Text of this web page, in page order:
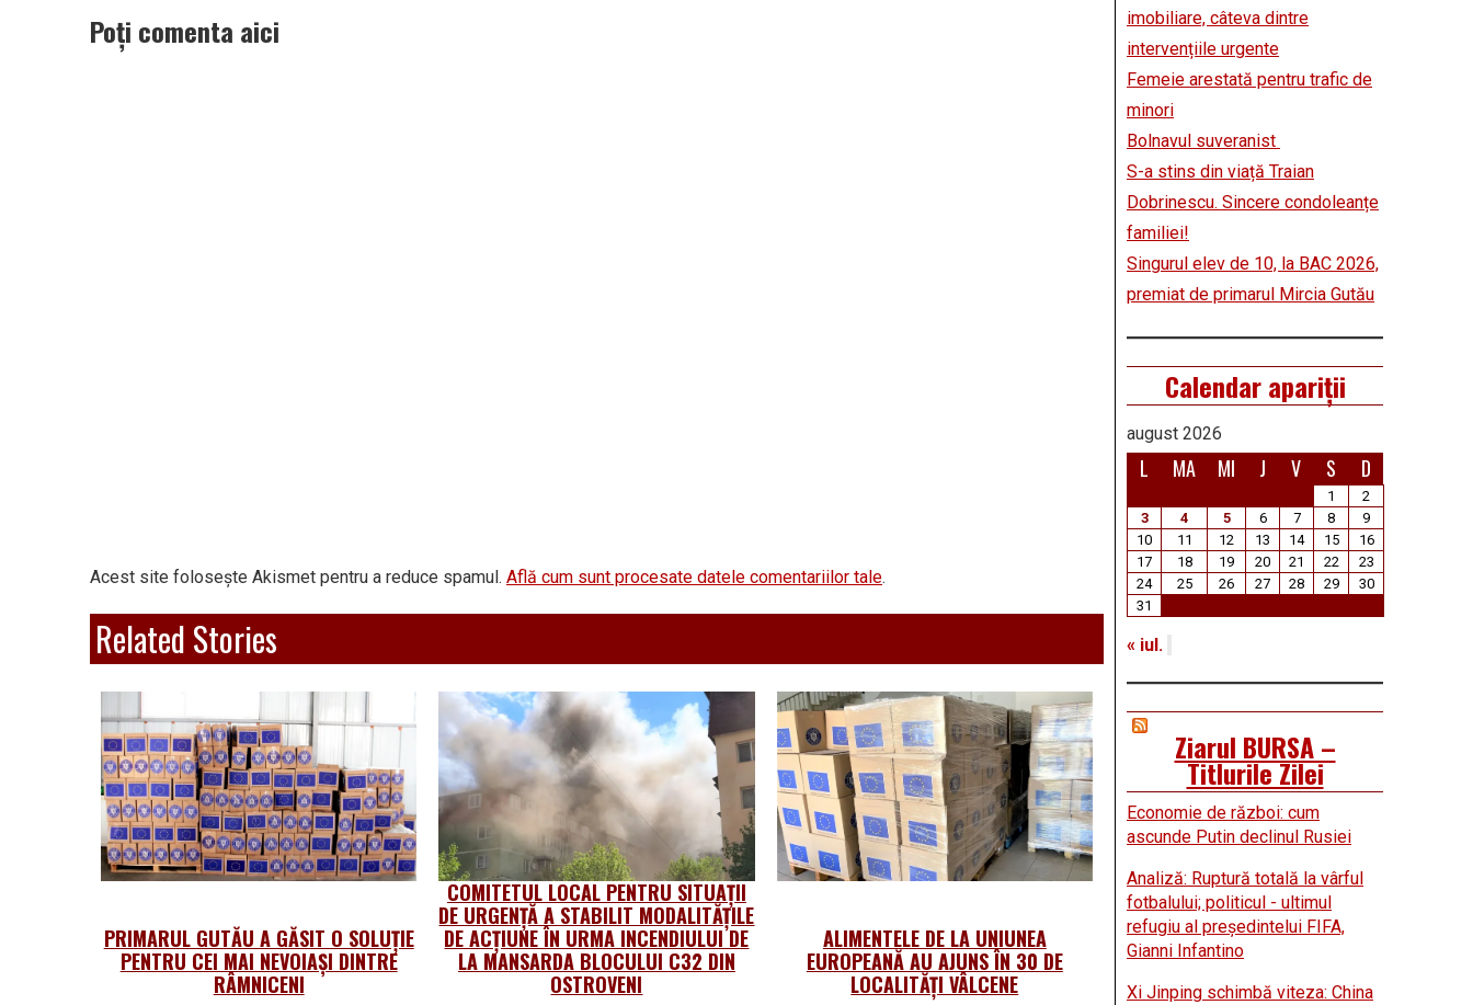
Poți comenta aici
Acest site folosește Akismet pentru a reduce spamul. Află cum sunt procesate datele comentariilor tale.
Related Stories
PRIMARUL GUTĂU A GĂSIT O SOLUȚIE
PENTRU CEI MAI NEVOIAȘI DINTRE
RÂMNICENI
COMITETUL LOCAL PENTRU SITUAŢII
DE URGENŢĂ A STABILIT MODALITĂŢILE
DE ACŢIUNE ÎN URMA INCENDIULUI DE
LA MANSARDA BLOCULUI C32 DIN
OSTROVENI
ALIMENTELE DE LA UNIUNEA
EUROPEANĂ AU AJUNS ÎN 30 DE
LOCALITĂȚI VÂLCENE
imobiliare, câteva dintre
intervențiile urgente
Femeie arestată pentru trafic de
minori
Bolnavul suveranist
S-a stins din viață Traian
Dobrinescu. Sincere condoleanțe
familiei!
Singurul elev de 10, la BAC 2026,
premiat de primarul Mircia Gutău
Calendar apariții
august 2026
L MA MI J V S D
1
2
3
4 5 6 7 8
9
10
11 12 13 14 15
16
17
18 19 20 21 22
23
24
25 26 27 28 29
30
31
« iul.
Ziarul BURSA –
Titlurile Zilei
Economie de război: cum
ascunde Putin declinul Rusiei
Analiză: Ruptură totală la vârful
fotbalului; politicul - ultimul
refugiu al preşedintelui FIFA,
Gianni Infantino
Xi Jinping schimbă viteza: China